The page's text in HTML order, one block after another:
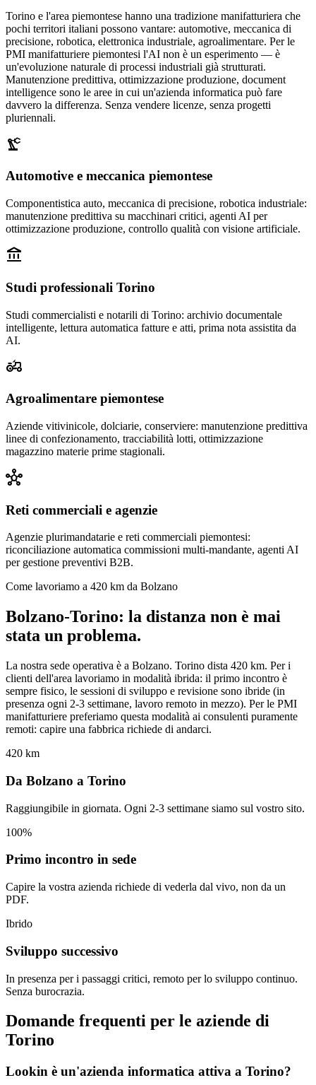
Torino e l'area piemontese hanno una tradizione manifatturiera che
pochi territori italiani possono vantare: automotive, meccanica di
precisione, robotica, elettronica industriale, agroalimentare. Per le
PMI manifatturiere piemontesi l'AI non è un esperimento — è
un'evoluzione naturale di processi industriali già strutturati.
Manutenzione predittiva, ottimizzazione produzione, document
intelligence sono le aree in cui un'azienda informatica può fare
davvero la differenza. Senza vendere licenze, senza progetti
pluriennali.
precision_manufacturing
Automotive e meccanica piemontese
Componentistica auto, meccanica di precisione, robotica industriale:
manutenzione predittiva su macchinari critici, agenti AI per
ottimizzazione produzione, controllo qualità con visione artificiale.
account_balance
Studi professionali Torino
Studi commercialisti e notarili di Torino: archivio documentale
intelligente, lettura automatica fatture e atti, prima nota assistita da
AI.
agriculture
Agroalimentare piemontese
Aziende vitivinicole, dolciarie, conserviere: manutenzione predittiva
linee di confezionamento, tracciabilità lotti, ottimizzazione
magazzino materie prime stagionali.
hub
Reti commerciali e agenzie
Agenzie plurimandatarie e reti commerciali piemontesi:
riconciliazione automatica commissioni multi-mandante, agenti AI
per gestione preventivi B2B.
Come lavoriamo a 420 km da Bolzano
Bolzano-Torino: la distanza non è mai
stata un problema.
La nostra sede operativa è a Bolzano. Torino dista 420 km. Per i
clienti dell'area lavoriamo in modalità ibrida: il primo incontro è
sempre fisico, le sessioni di sviluppo e revisione sono ibride (in
presenza ogni 2-3 settimane, lavoro remoto in mezzo). Per le PMI
manifatturiere preferiamo questa modalità ai consulenti puramente
remoti: capire una fabbrica richiede di andarci.
420 km
Da Bolzano a Torino
Raggiungibile in giornata. Ogni 2-3 settimane siamo sul vostro sito.
100%
Primo incontro in sede
Capire la vostra azienda richiede di vederla dal vivo, non da un
PDF.
Ibrido
Sviluppo successivo
In presenza per i passaggi critici, remoto per lo sviluppo continuo.
Senza burocrazia.
Domande frequenti per le aziende di
Torino
Lookin è un'azienda informatica attiva a Torino?